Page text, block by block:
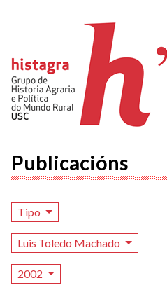
Publicacións
Tipo
Luis Toledo Machado
2002